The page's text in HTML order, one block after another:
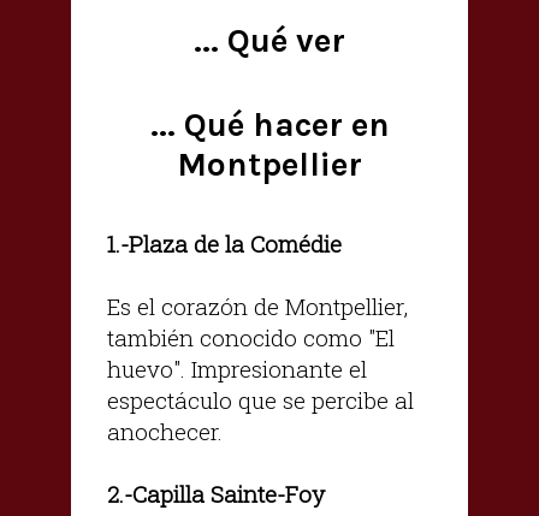
... Qué ver
... Qué hacer en
Montpellier
1.-Plaza de la Comédie
Es el corazón de Montpellier,
también conocido como "El
huevo". Impresionante el
espectáculo que se percibe al
anochecer.
2.-Capilla Sainte-Foy